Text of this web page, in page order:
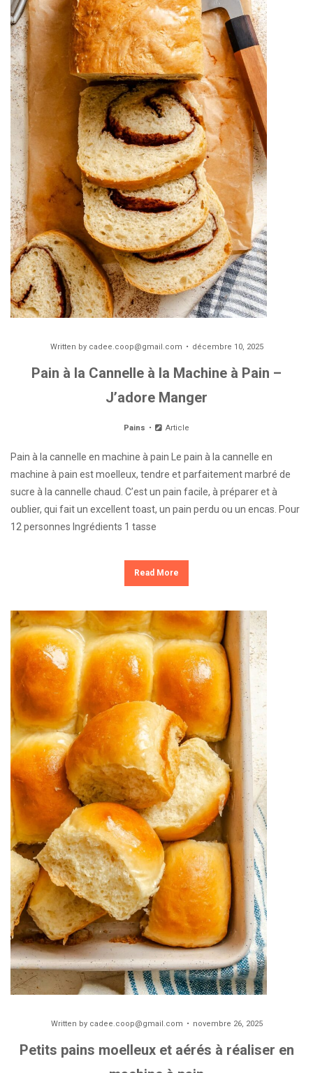
Written by cadee.coop@gmail.com décembre 10, 2025
Pain à la Cannelle à la Machine à Pain –
J’adore Manger
Pains Article
Pain à la cannelle en machine à pain Le pain à la cannelle en
machine à pain est moelleux, tendre et parfaitement marbré de
sucre à la cannelle chaud. C’est un pain facile, à préparer et à
oublier, qui fait un excellent toast, un pain perdu ou un encas. Pour
12 personnes Ingrédients 1 tasse
Read More
Written by cadee.coop@gmail.com novembre 26, 2025
Petits pains moelleux et aérés à réaliser en